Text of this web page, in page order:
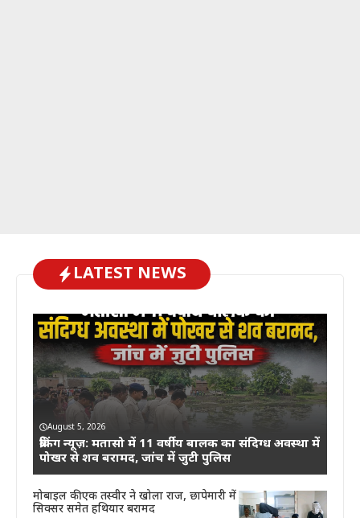
LATEST NEWS
August 5, 2026
ब्रेकिंग न्यूज़: मतासो में 11 वर्षीय बालक का संदिग्ध अवस्था में
पोखर से शव बरामद, जांच में जुटी पुलिस
मोबाइल की एक तस्वीर ने खोला राज, छापेमारी में
सिक्सर समेत हथियार बरामद